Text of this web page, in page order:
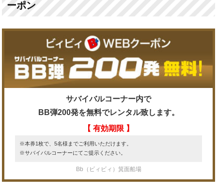
ーポン
サバイバルコーナー内で
BB弾200発を無料でレンタル致します。
【 有効期限 】
※本券1枚で、5名様までご利用いただけます。
※サバイバルコーナーにてご提示ください。
Bb（ビィビィ）箕面船場